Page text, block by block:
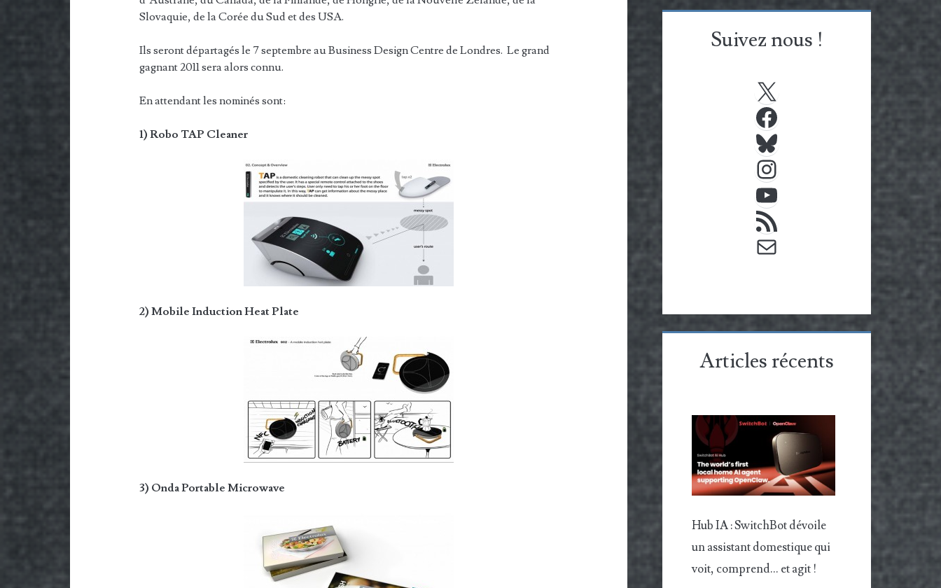
Slovaquie, de la Corée du Sud et des USA.
Ils seront départagés le 7 septembre au Business Design Centre de Londres. Le grand
gagnant 2011 sera alors connu.
En attendant les nominés sont:
1) Robo TAP Cleaner
2) Mobile Induction Heat Plate
3) Onda Portable Microwave
Suivez nous !
Facebook
YouTube
Articles récents
Hub IA : SwitchBot dévoile
un assistant domestique qui
voit, comprend… et agit !